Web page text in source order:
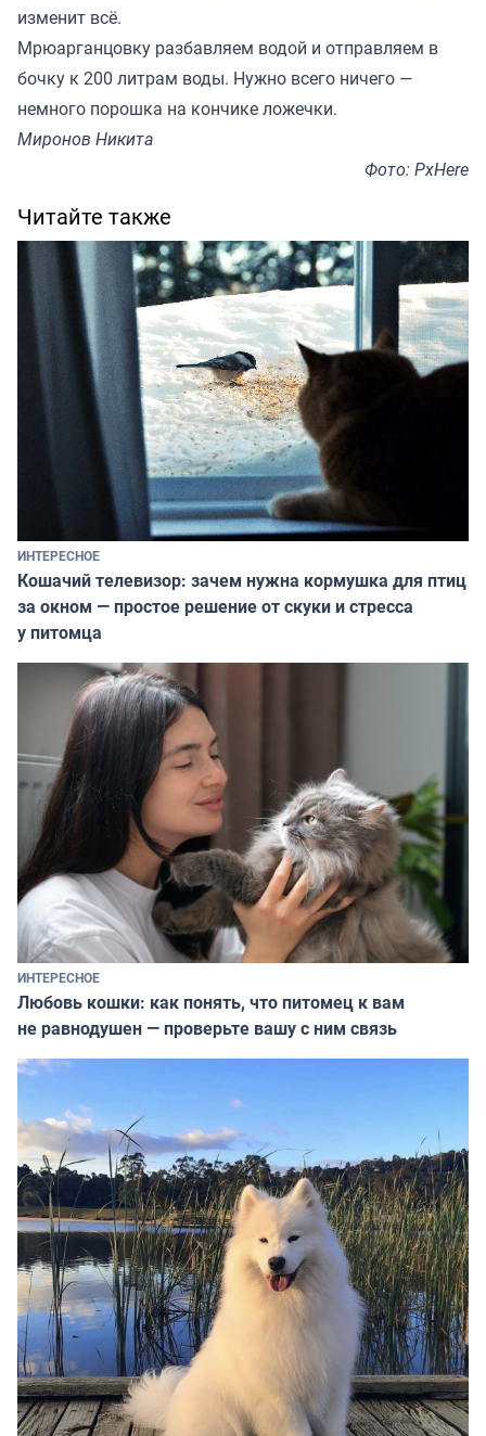
изменит всё.
Мрюарганцовку разбавляем водой и отправляем в
бочку к 200 литрам воды. Нужно всего ничего —
немного порошка на кончике ложечки.
Миронов Никита
Фото: PxHere
Читайте также
ИНТЕРЕСНОЕ
Кошачий телевизор: зачем нужна кормушка для птиц
за окном — простое решение от скуки и стресса
у питомца
ИНТЕРЕСНОЕ
Любовь кошки: как понять, что питомец к вам
не равнодушен — проверьте вашу с ним связь